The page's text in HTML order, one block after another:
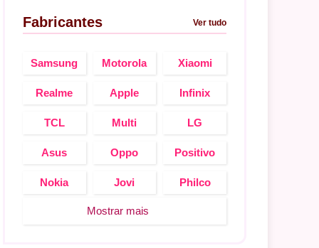
GB, 6/128 GB
2.0
GB, 8/256 GB, 8/512 GB, 8/1024 GB
Fabricantes Ver tudo
Samsung Motorola Xiaomi
Realme Apple Infinix
TCL Multi LG
Asus Oppo Positivo
Nokia Jovi Philco
Mostrar mais